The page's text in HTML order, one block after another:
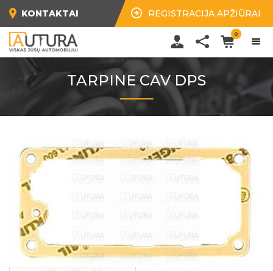
KONTAKTAI REGISTRACIJA APŽIŪRAI
0
TARPINE CAV DPS